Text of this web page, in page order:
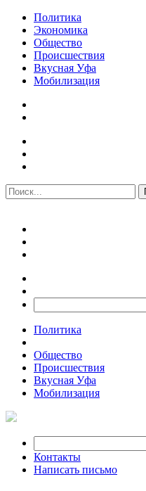
Политика
Экономика
Общество
Происшествия
Вкусная Уфа
Мобилизация
Политика
Общество
Происшествия
Вкусная Уфа
Мобилизация
Контакты
Написать письмо